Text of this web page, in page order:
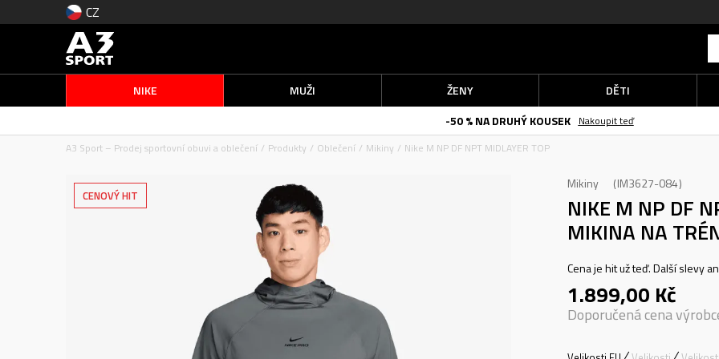
CZ
NIKE MUŽI ŽENY
DĚTI
-50 % NA DRUHÝ KOUSEK
Nakoupit teď
A3 Sport – Prodej sportovní obuvi a oblečení
Produkty Oblečení Mikiny Nike M NP DF NPT MIDLAYER TOP
CENOVÝ HIT
Mikiny IM3627-084
NIKE M NP DF
MIKINA NA
Cena je hit už teď. Další slevy
1.899,00 Kč
Doporučená cena